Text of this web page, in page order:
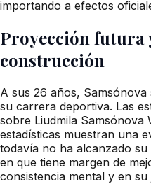
importando a efectos
Proyección futura
construcción
A sus 26 años,
su carrera deportiva. Las
sobre Liudmila Samsónova
estadísticas muestran una
todavía no ha alcanzado
en que tiene margen de
consistencia mental y en